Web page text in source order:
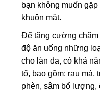
bạn không muốn
khuôn mặt.
Để tăng cường chăm
độ ăn uống những
cho làn da, có khả
tố, bao gồm: rau má,
phèn, sâm bổ